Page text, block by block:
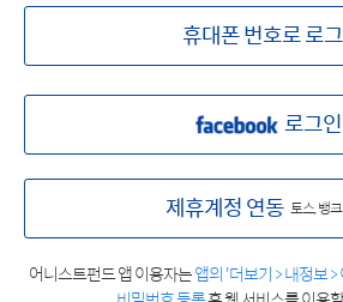
휴대폰 번호로 로
로그인
제휴계정 연동 토스, 뱅
어니스트펀드 앱 이용자는앱의 '더보기 > 내정보